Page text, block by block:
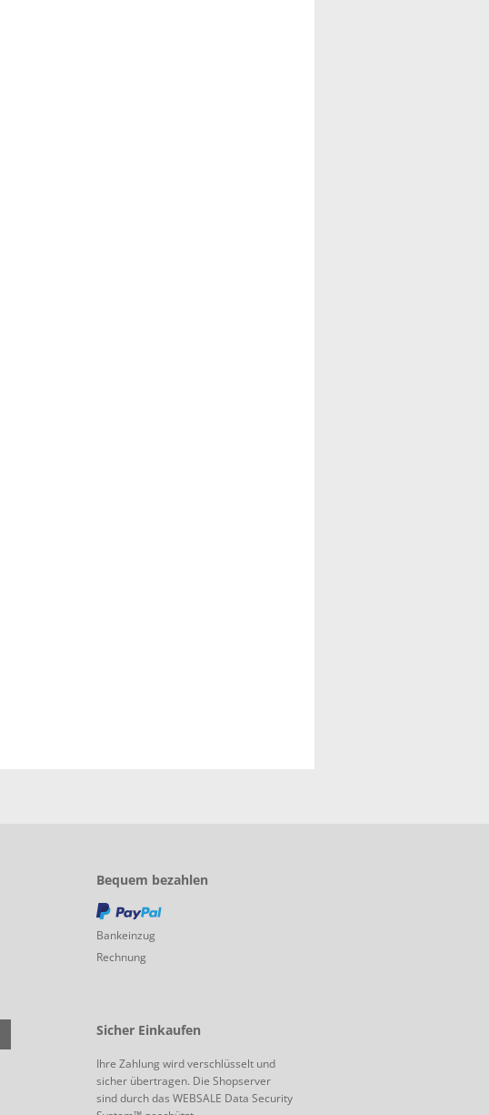
Bequem bezahlen
Bankeinzug
Rechnung
Sicher Einkaufen
Ihre Zahlung wird verschlüsselt und
sicher übertragen. Die Shopserver
sind durch das WEBSALE Data Security